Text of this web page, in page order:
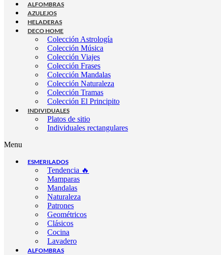
ALFOMBRAS
AZULEJOS
HELADERAS
DECO HOME
Colección Astrología
Colección Música
Colección Viajes
Colección Frases
Colección Mandalas
Colección Naturaleza
Colección Tramas
Colección El Principito
INDIVIDUALES
Platos de sitio
Individuales rectangulares
Menu
ESMERILADOS
Tendencia 🔥
Mamparas
Mandalas
Naturaleza
Patrones
Geométricos
Clásicos
Cocina
Lavadero
ALFOMBRAS